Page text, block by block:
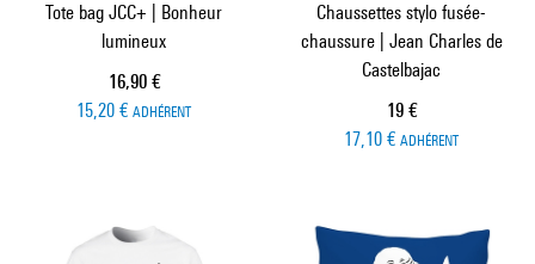
Tote bag JCC+ | Bonheur
lumineux
Prix ​​actuel
16,90 €
15,20 € ADHÉRENT
Chaussettes stylo fusée-
chaussure | Jean Charles de
Castelbajac
Prix ​​actuel
19 €
17,10 € ADHÉRENT